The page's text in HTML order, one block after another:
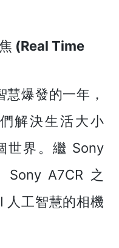
(Real Time
爆發的一年，
解決生活大小
世界。繼 Sony
Sony A7CR 之
人工智慧的相機